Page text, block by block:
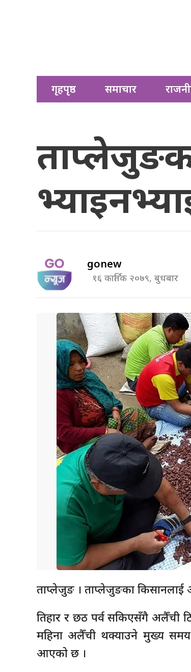
गृहपृष्ठ
समाचार
gonew
१६ कार्तिक २०७९, बुधबार
ताप्लेजुङ । ताप्लेजुङका किसानलाई
तिहार र छठ पर्व सकिएसँगै अलैँची
महिना अलैँची थक्याउने मुख्य
आएको छ ।